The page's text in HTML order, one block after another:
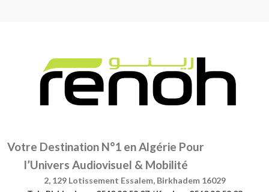
Votre Destination N°1 en Algérie Pour
l’Univers Audiovisuel & Mobilité
2, 129 Lotissement Essalem, Birkhadem 16029